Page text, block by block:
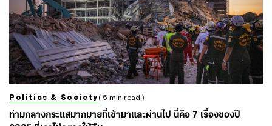
Politics & Society ( 5 min read )
ท่ามกลางกระแสมากมายที่เข้ามาและผ่านไป นี่คือ 7 เรื่องของปี